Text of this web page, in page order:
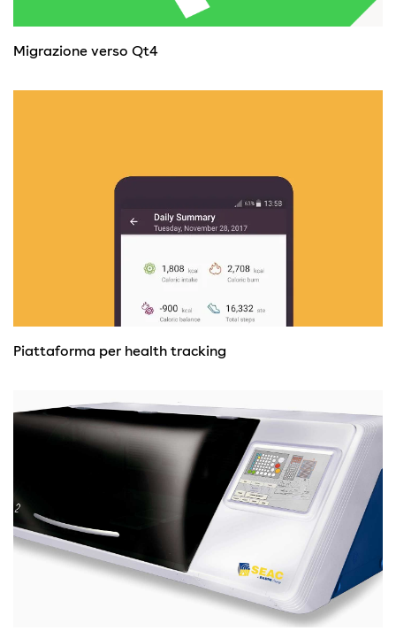
Migrazione verso Qt4
Piattaforma per health tracking